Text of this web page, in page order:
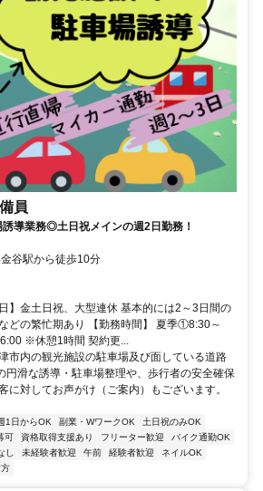
員
導業務◎土日祝メインの週2日勤務！
谷駅から徒歩10分
】金土日祝、大型連休 基本的には2～3日間の
どの繁忙期あり 【勤務時間】 夏季①8:30～
※休憩1時間 契約更...
市内の観光施設の駐車場及び面している道路
円滑な誘導・駐車場整理や、歩行者の安全確保
に対してお声がけ（ご案内）もございます。
1日からOK 副業・WワークOK
土日祝のみOK
可 資格取得支援あり フリーター歓迎
バイク通勤OK
し 未経験者歓迎 午前 経験者歓迎
ネイルOK
方